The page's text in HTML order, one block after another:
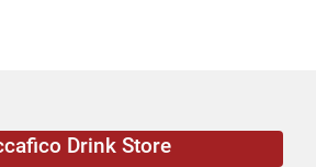
Drink Store